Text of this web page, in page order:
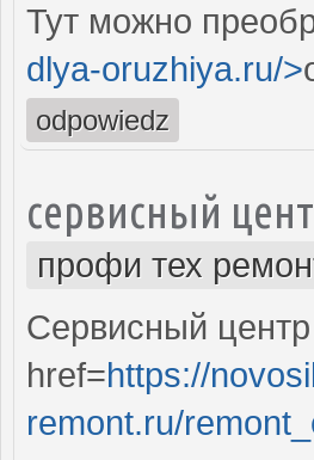
Тут можно
dlya-oruzhiya.ru/>
odpowiedz
сервисный
профи тех
Сервисный центр
href=https://
remont.ru/